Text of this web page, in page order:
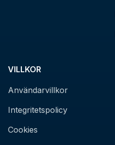
VILLKOR
Användarvillkor
Integritetspolicy
Cookies